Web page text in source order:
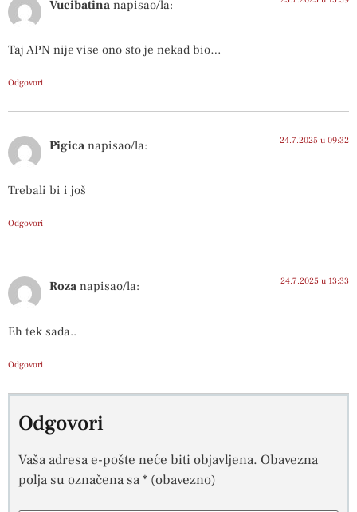
Vucibatina napisao/la:
Taj APN nije vise ono sto je nekad bio…
Odgovori
Pigica napisao/la: 24.7.2025 u 09:32
Trebali bi i još
Odgovori
Roza napisao/la: 24.7.2025 u 13:33
Eh tek sada..
Odgovori
Odgovori
Vaša adresa e-pošte neće biti objavljena. Obavezna
polja su označena sa* (obavezno)